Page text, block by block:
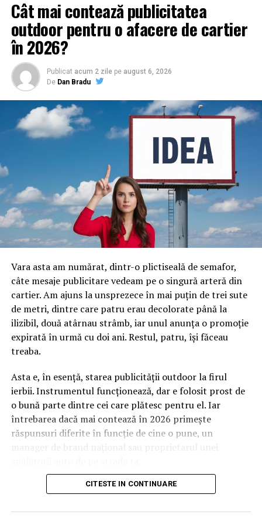
Cât mai contează publicitatea
outdoor pentru o afacere de cartier
în 2026?
Publicat acum 2 zile pe august 6, 2026
De Dan Bradu
Vara asta am numărat, dintr-o plictiseală de semafor,
câte mesaje publicitare vedeam pe o singură arteră din
cartier. Am ajuns la unsprezece în mai puțin de trei sute
de metri, dintre care patru erau decolorate până la
ilizibil, două atârnau strâmb, iar unul anunța o promoție
expirată în urmă cu doi ani. Restul, patru, își făceau
treaba.
Asta e, în esență, starea publicității outdoor la firul
ierbii. Instrumentul funcționează, dar e folosit prost de
o bună parte dintre cei care plătesc pentru el. Iar
întrebarea dacă mai contează în 2026 primește
răspunsuri diferite în funcție de cine o pune, un
manager de brand național sau proprietarul unei
Pentru al doilea, răspunsul e mai simplu decât pare. Da,
cinci ani. Motivele nu au însă legătură cu nostalgia
CITESTE IN CONTINUARE